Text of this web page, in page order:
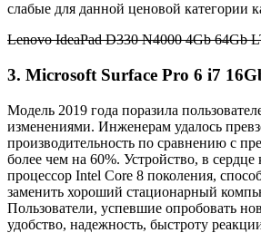
слабые для данной ценовой категории
Lenovo IdeaPad D330 N4000 4Gb 64Gb
3. Microsoft Surface Pro 6 i7
Модель 2019 года поразила
изменениями. Инженерам удалось
производительность по сравнению с
более чем на 60%. Устройство, в сердце
процессор Intel Core 8 поколения,
заменить хороший стационарный
Пользователи, успевшие опробовать
удобство, надежность, быстроту